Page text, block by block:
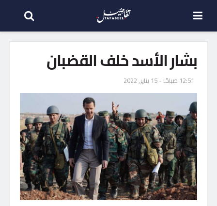
بشار الأسد خلف القضبان
12:51 صباحًا - 15 يناير, 2022